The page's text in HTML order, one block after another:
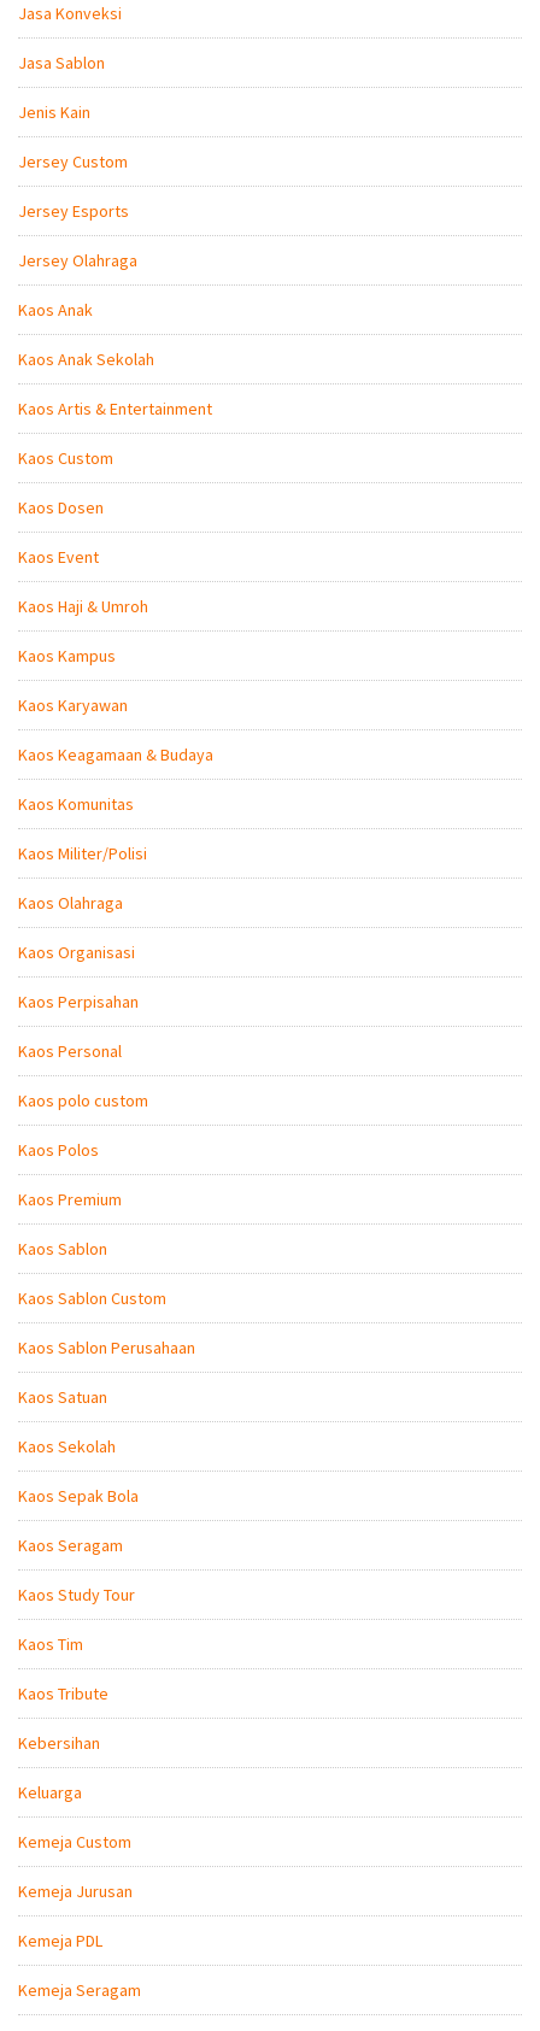
Jasa Konveksi
Jasa Sablon
Jenis Kain
Jersey Custom
Jersey Esports
Jersey Olahraga
Kaos Anak
Kaos Anak Sekolah
Kaos Artis & Entertainment
Kaos Custom
Kaos Dosen
Kaos Event
Kaos Haji & Umroh
Kaos Kampus
Kaos Karyawan
Kaos Keagamaan & Budaya
Kaos Komunitas
Kaos Militer/Polisi
Kaos Olahraga
Kaos Organisasi
Kaos Perpisahan
Kaos Personal
Kaos polo custom
Kaos Polos
Kaos Premium
Kaos Sablon
Kaos Sablon Custom
Kaos Sablon Perusahaan
Kaos Satuan
Kaos Sekolah
Kaos Sepak Bola
Kaos Seragam
Kaos Study Tour
Kaos Tim
Kaos Tribute
Kebersihan
Keluarga
Kemeja Custom
Kemeja Jurusan
Kemeja PDL
Kemeja Seragam